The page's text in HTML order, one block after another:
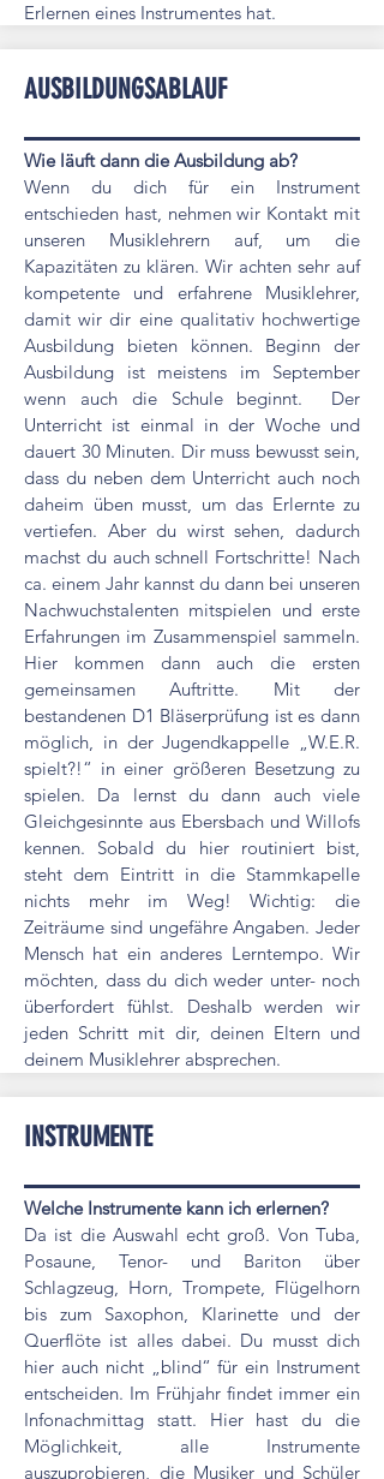
Erlernen eines Instrumentes hat.
AUSBILDUNGSABLAUF
Wie läuft dann die Ausbildung ab?
Wenn du dich für ein Instrument
entschieden hast, nehmen wir Kontakt mit
unseren Musiklehrern auf, um die
Kapazitäten zu klären. Wir achten sehr auf
kompetente und erfahrene Musiklehrer,
damit wir dir eine qualitativ hochwertige
Ausbildung bieten können. Beginn der
Ausbildung ist meistens im September
wenn auch die Schule beginnt. Der
Unterricht ist einmal in der Woche und
dauert 30 Minuten. Dir muss bewusst sein,
dass du neben dem Unterricht auch noch
daheim üben musst, um das Erlernte zu
vertiefen. Aber du wirst sehen, dadurch
machst du auch schnell Fortschritte! Nach
ca. einem Jahr kannst du dann bei unseren
Nachwuchstalenten mitspielen und erste
Erfahrungen im Zusammenspiel sammeln.
Hier kommen dann auch die ersten
gemeinsamen Auftritte. Mit der
bestandenen D1 Bläserprüfung ist es dann
möglich, in der Jugendkappelle „W.E.R.
spielt?!“ in einer größeren Besetzung zu
spielen. Da lernst du dann auch viele
Gleichgesinnte aus Ebersbach und Willofs
kennen. Sobald du hier routiniert bist,
steht dem Eintritt in die Stammkapelle
nichts mehr im Weg! Wichtig: die
Zeiträume sind ungefähre Angaben. Jeder
Mensch hat ein anderes Lerntempo. Wir
möchten, dass du dich weder unter- noch
überfordert fühlst. Deshalb werden wir
jeden Schritt mit dir, deinen Eltern und
deinem Musiklehrer absprechen.
INSTRUMENTE
Welche Instrumente kann ich erlernen?
Da ist die Auswahl echt groß. Von Tuba,
Posaune, Tenor- und Bariton über
Schlagzeug, Horn, Trompete, Flügelhorn
bis zum Saxophon, Klarinette und der
Querflöte ist alles dabei. Du musst dich
hier auch nicht „blind“ für ein Instrument
entscheiden. Im Frühjahr findet immer ein
Infonachmittag statt. Hier hast du die
Möglichkeit, alle Instrumente
auszuprobieren, die Musiker und Schüler